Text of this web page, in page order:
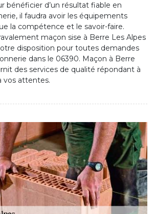
bénéficier d’un résultat fiable en
il faudra avoir les équipements
la compétence et le savoir-faire.
maçon sise à Berre Les Alpes
disposition pour toutes demandes
dans le 06390. Maçon à Berre
des services de qualité répondant à
vos attentes.